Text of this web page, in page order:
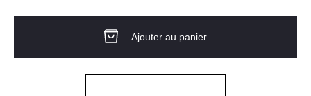
ROCK®
Ajouter au panier